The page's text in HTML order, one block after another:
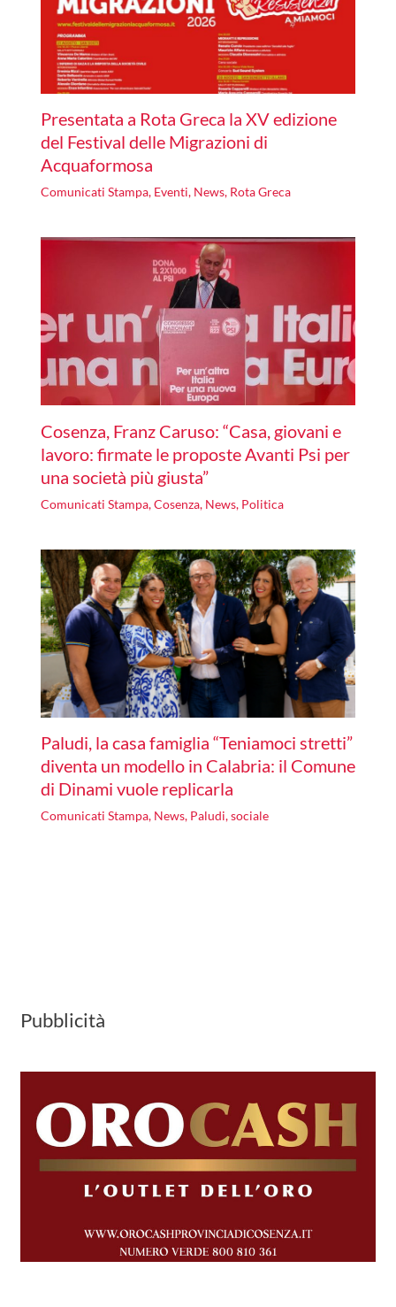
Presentata a Rota Greca la XV edizione
del Festival delle Migrazioni di
Acquaformosa
Comunicati Stampa, Eventi, News, Rota Greca
Cosenza, Franz Caruso: “Casa, giovani e
lavoro: firmate le proposte Avanti Psi per
una società più giusta”
Comunicati Stampa,Cosenza, News, Politica
Paludi, la casa famiglia “Teniamoci stretti”
diventa un modello in Calabria: il Comune
di Dinami vuole replicarla
Comunicati Stampa, News, Paludi,sociale
Pubblicità